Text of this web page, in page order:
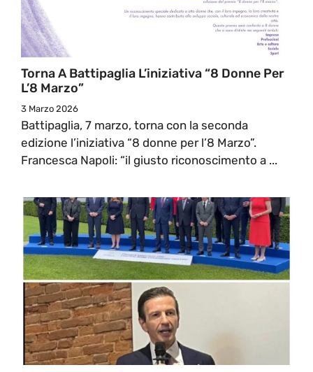
Torna A Battipaglia L’iniziativa “8 Donne Per
L’8 Marzo”
3 Marzo 2026
Battipaglia, 7 marzo, torna con la seconda
edizione l’iniziativa “8 donne per l’8 Marzo”.
Francesca Napoli: “il giusto riconoscimento a ...